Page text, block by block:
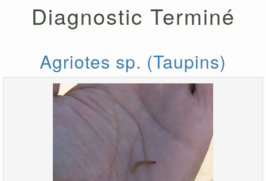
Diagnostic Terminé
Agriotes sp. (Taupins)